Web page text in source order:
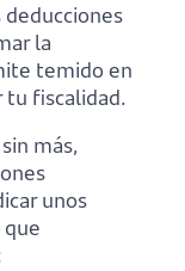
la
temido en
tu fiscalidad.
más,
unos